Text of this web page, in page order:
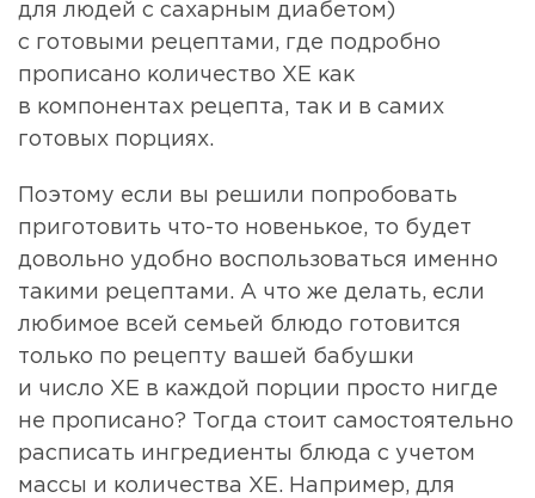
для людей с сахарным диабетом)
с готовыми рецептами, где подробно
прописано количество ХЕ как
в компонентах рецепта, так и в самих
готовых порциях.
Поэтому если вы решили попробовать
приготовить что-то новенькое, то будет
довольно удобно воспользоваться именно
такими рецептами. А что же делать, если
любимое всей семьей блюдо готовится
только по рецепту вашей бабушки
и число ХЕ в каждой порции просто нигде
не прописано? Тогда стоит самостоятельно
расписать ингредиенты блюда с учетом
массы и количества ХЕ. Например, для